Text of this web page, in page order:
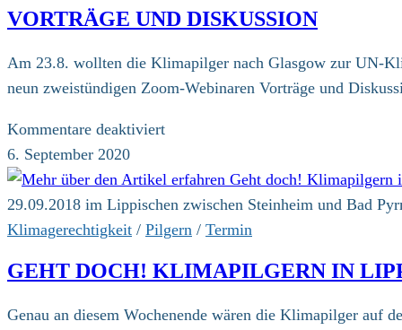
VORTRÄGE UND DISKUSSION
Am 23.8. wollten die Klimapilger nach Glasgow zur UN-
neun zweistündigen Zoom-Webinaren Vorträge und
Kommentare deaktiviertfür
und
Diskussion
6. September 2020
29.09.2018 im Lippischen zwischen Steinheim und Bad
Klimagerechtigkeit / Pilgern / Termin
GEHT DOCH! KLIMAPILGERN IN
Genau an diesem Wochenende wären die Klimapilger auf